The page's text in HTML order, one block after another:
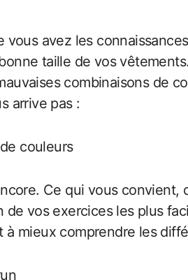
vous avez les
taille de vos
combinaisons de
arrive pas :
couleurs
Ce qui vous convient,
de vos exercices les plus
à mieux comprendre les